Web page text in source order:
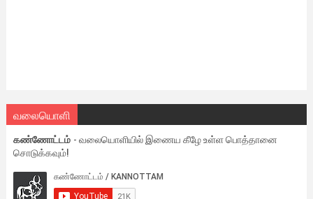
வலையொளி
கண்ணோட்டம் - வலையொளியில் இணைய கீழே உள்ள பொத்தானை
சொடுக்கவும்!